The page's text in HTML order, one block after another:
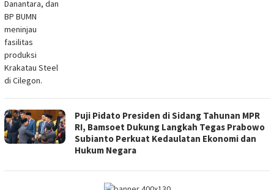
Puji Pidato Presiden di Sidang Tahunan MPR
RI, Bamsoet Dukung Langkah Tegas Prabowo
Subianto Perkuat Kedaulatan Ekonomi dan
Hukum Negara